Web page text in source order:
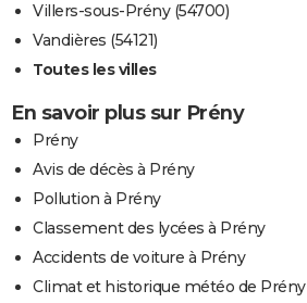
Villers-sous-Prény (54700)
Vandières (54121)
Toutes les villes
En savoir plus sur Prény
Prény
Avis de décès à Prény
Pollution à Prény
Classement des lycées à Prény
Accidents de voiture à Prény
Climat et historique météo de Prény